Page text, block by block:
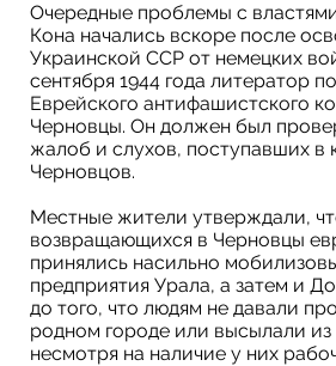
Очередные проблемы с
Кона начались вскоре после
Украинской ССР от немецких
сентября 1944 года литератор
Еврейского антифашистского
Черновцы. Он должен был
жалоб и слухов, поступавших в
Черновцов.
Местные жители утверждали,
возвращающихся в Черновцы
принялись насильно
предприятия Урала, а затем и
до того, что людям не давали
родном городе или высылали
несмотря на наличие у них